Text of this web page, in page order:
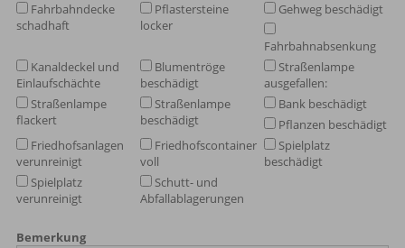
Fahrbahndecke
schadhaft
Pflastersteine
locker
Gehweg beschädigt
Fahrbahnabsenkung
Kanaldeckel und
Einlaufschächte
Blumentröge
beschädigt
Straßenlampe
ausgefallen:
Straßenlampe
flackert
Straßenlampe
beschädigt
Bank beschädigt
Pflanzen beschädigt
Friedhofsanlagen
verunreinigt
Friedhofscontainer
voll
Spielplatz
beschädigt
Spielplatz
verunreinigt
Schutt- und
Abfallablagerungen
Bemerkung